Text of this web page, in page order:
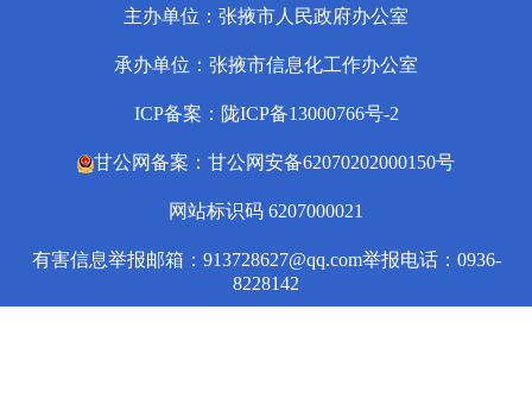
主办单位：张掖市人民政府办公室
承办单位：张掖市信息化工作办公室
ICP备案：陇ICP备13000766号-2
甘公网备案：甘公网安备62070202000150号
网站标识码 6207000021
有害信息举报邮箱：913728627@qq.com举报电话：0936-
8228142